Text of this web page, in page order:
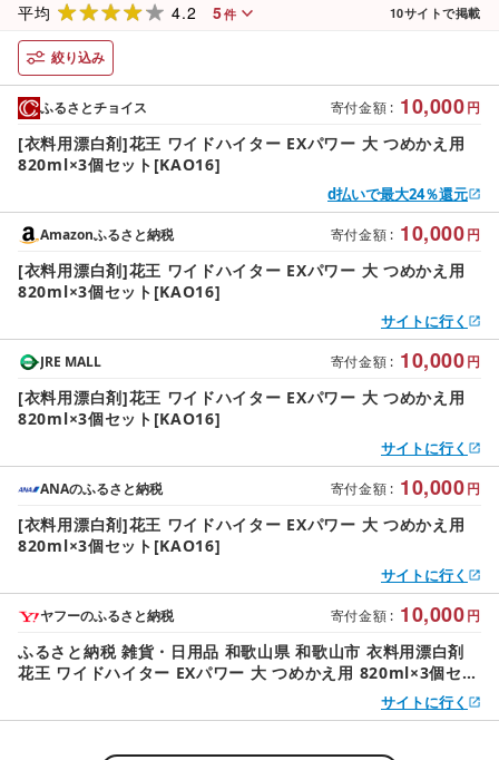
平均 4.2 5件 10サイトで掲載
絞り込み
寄付金額 : 10,000円
ふるさとチョイス
[衣料用漂白剤]花王 ワイドハイター EXパワー 大 つめかえ用
820ml×3個セット[KAO16]
d払いで最大24％還元
寄付金額 : 10,000円
Amazonふるさと納税
[衣料用漂白剤]花王 ワイドハイター EXパワー 大 つめかえ用
820ml×3個セット[KAO16]
サイトに行く
寄付金額 : 10,000円
JRE MALL
[衣料用漂白剤]花王 ワイドハイター EXパワー 大 つめかえ用
820ml×3個セット[KAO16]
サイトに行く
寄付金額 : 10,000円
ANAのふるさと納税
[衣料用漂白剤]花王 ワイドハイター EXパワー 大 つめかえ用
820ml×3個セット[KAO16]
サイトに行く
寄付金額 : 10,000円
ヤフーのふるさと納税
ふるさと納税 雑貨・日用品 和歌山県 和歌山市 衣料用漂白剤
花王 ワイドハイター EXパワー 大 つめかえ用 820ml×3個セッ
サイトに行く